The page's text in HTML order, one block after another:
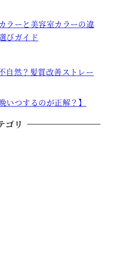
ラーと美容室カラーの違
びガイド
自然？髪質改善ストレー
いつするのが正解？】
ゴリ